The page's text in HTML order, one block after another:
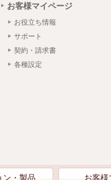
お客様マイページ
お役立ち情報
サポート
契約・請求書
各種設定
ン・製品 お客様